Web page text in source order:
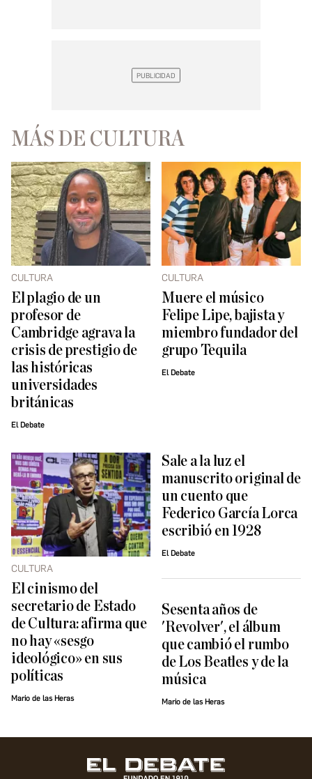
MÁS DE CULTURA
CULTURA
El plagio de un
profesor de
Cambridge agrava la
crisis de prestigio de
las históricas
universidades
británicas
El Debate
CULTURA
Muere el músico
Felipe Lipe, bajista y
miembro fundador del
grupo Tequila
El Debate
CULTURA
El cinismo del
secretario de Estado
de Cultura: afirma que
no hay «sesgo
ideológico» en sus
políticas
Mario de las Heras
Sale a la luz el
manuscrito original de
un cuento que
Federico García Lorca
escribió en 1928
El Debate
Sesenta años de
'Revolver', el álbum
que cambió el rumbo
de Los Beatles y de la
música
Mario de las Heras